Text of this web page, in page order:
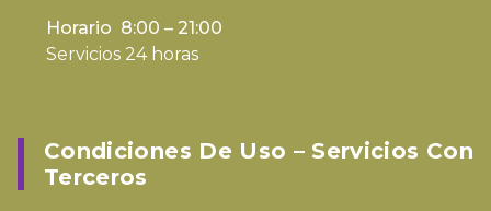
Horario 8:00 – 21:00
Servicios 24 horas
Condiciones De Uso – Servicios Con
Terceros